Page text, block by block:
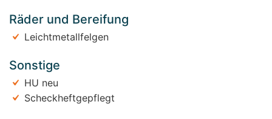
Räder und Bereifung
Leichtmetallfelgen
Sonstige
HU neu
Scheckheftgepflegt